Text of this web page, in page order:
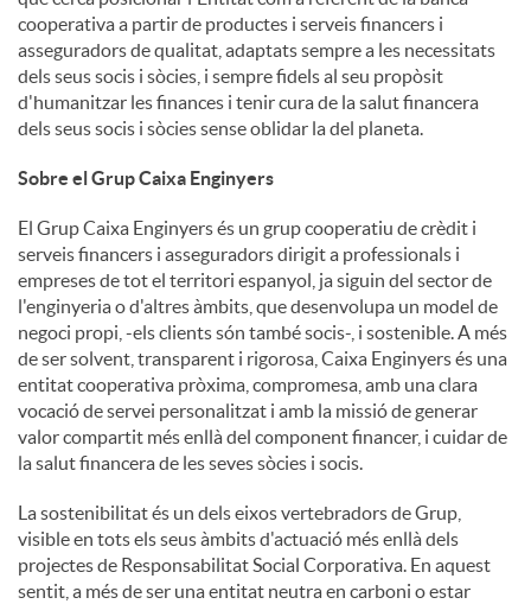
cooperativa a partir de productes i serveis financers i
asseguradors de qualitat, adaptats sempre a les necessitats
dels seus socis i sòcies, i sempre fidels al seu propòsit
d'humanitzar les finances i tenir cura de la salut financera
dels seus socis i sòcies sense oblidar la del planeta.
Sobre el Grup Caixa Enginyers
El Grup Caixa Enginyers és un grup cooperatiu de crèdit i
serveis financers i asseguradors dirigit a professionals i
empreses de tot el territori espanyol, ja siguin del sector de
l'enginyeria o d'altres àmbits, que desenvolupa un model de
negoci propi, -els clients són també socis-, i sostenible. A més
de ser solvent, transparent i rigorosa, Caixa Enginyers és una
entitat cooperativa pròxima, compromesa, amb una clara
vocació de servei personalitzat i amb la missió de generar
valor compartit més enllà del component financer, i cuidar de
la salut financera de les seves sòcies i socis.
La sostenibilitat és un dels eixos vertebradors de Grup,
visible en tots els seus àmbits d'actuació més enllà dels
projectes de Responsabilitat Social Corporativa. En aquest
sentit, a més de ser una entitat neutra en carboni o estar